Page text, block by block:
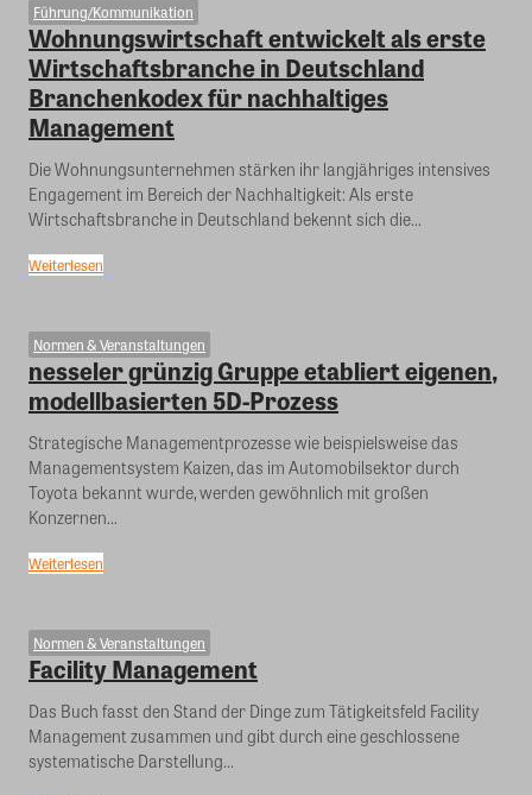
Führung/Kommunikation
Wohnungswirtschaft entwickelt als erste
Wirtschaftsbranche in Deutschland
Branchenkodex für nachhaltiges
Management
Die Wohnungsunternehmen stärken ihr langjähriges intensives
Engagement im Bereich der Nachhaltigkeit: Als erste
Wirtschaftsbranche in Deutschland bekennt sich die...
Weiterlesen
Normen & Veranstaltungen
nesseler grünzig Gruppe etabliert eigenen,
modellbasierten 5D-Prozess
Strategische Managementprozesse wie beispielsweise das
Managementsystem Kaizen, das im Automobilsektor durch
Toyota bekannt wurde, werden gewöhnlich mit großen
Konzernen...
Weiterlesen
Normen & Veranstaltungen
Facility Management
Das Buch fasst den Stand der Dinge zum Tätigkeitsfeld Facility
Management zusammen und gibt durch eine geschlossene
systematische Darstellung...